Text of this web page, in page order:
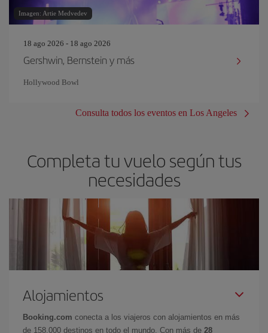
Imagen: Artie Medvedev
18 ago 2026 - 18 ago 2026
Gershwin, Bernstein y más
Hollywood Bowl
Consulta todos los eventos en Los Angeles
Completa tu vuelo según tus
necesidades
Alojamientos
Booking.com conecta a los viajeros con alojamientos en más
de 158.000 destinos en todo el mundo. Con más de 28